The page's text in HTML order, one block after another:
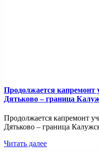
Продолжается капремонт
Дятьково – граница
Продолжается капремонт
Дятьково – граница
Читать далее